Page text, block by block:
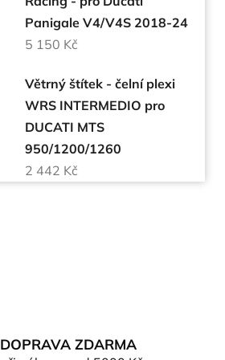
Panigale V4/V4S 2018-24
5 150 Kč
Větrný štítek - čelní plexi
WRS INTERMEDIO pro
DUCATI MTS
950/1200/1260
2 442 Kč
DOPRAVA ZDARMA